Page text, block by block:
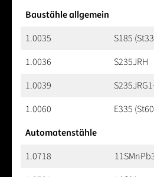
Baustähle allgemein
1.0035
S185
1.0036
S235JRH
1.0039
1.0060
E335
Automatenstähle
1.0718